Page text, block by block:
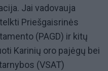
Jai vadovauja
Priešgaisrinės
(PAGD) ir kitų
Karinių oro pajėgų bei
(VSAT)